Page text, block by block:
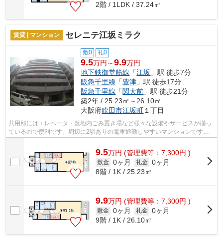
2階 / 1LDK / 37.24㎡
賃貸 | マンション セレニテ江坂ミラク
敷0 礼0
9.5万円～9.9万円
地下鉄御堂筋線 「江坂 」駅 徒歩7分
阪急千里線 「豊津 」駅 徒歩17分
阪急千里線 「関大前 」駅 徒歩21分
築2年 / 25.23㎡～26.10㎡
大阪府吹田市江坂町 １丁目
共用部にはエレベータ・敷地内ごみ置き場など様々な設備やサービスが揃っ
ているので便利です。周辺に2駅ありの電車通勤しやすいマンションです。
9.5万円 (管理費等：7,300円 )
敷金 0ヶ月 礼金 0ヶ月
8階 / 1K / 25.23㎡
9.9万円 (管理費等：7,300円 )
敷金 0ヶ月 礼金 0ヶ月
9階 / 1K / 26.10㎡